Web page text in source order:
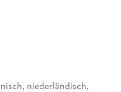
niederländisch,